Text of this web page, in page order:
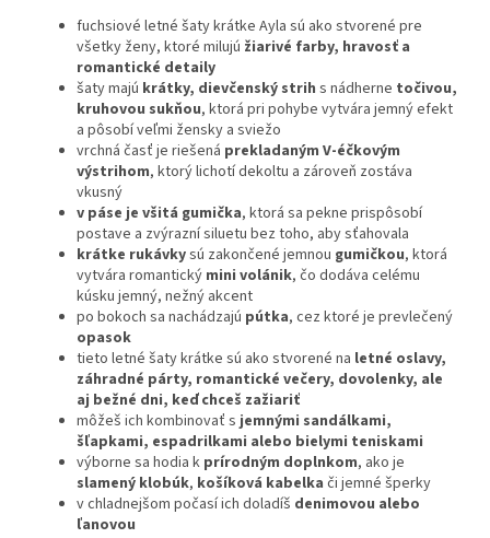
fuchsiové letné šaty krátke Ayla sú ako stvorené pre
všetky ženy, ktoré milujú žiarivé farby, hravosť a
romantické detaily
šaty majú krátky, dievčenský strih s nádherne točivou,
kruhovou sukňou, ktorá pri pohybe vytvára jemný efekt
a pôsobí veľmi žensky a sviežo
vrchná časť je riešená prekladaným V-éčkovým
výstrihom, ktorý lichotí dekoltu a zároveň zostáva
vkusný
v páse je všitá gumička, ktorá sa pekne prispôsobí
postave a zvýrazní siluetu bez toho, aby sťahovala
krátke rukávkysú zakončené jemnou gumičkou, ktorá
vytvára romantický mini volánik, čo dodáva celému
kúsku jemný, nežný akcent
po bokoch sa nachádzajú pútka, cez ktoré je prevlečený
opasok
tieto letné šaty krátke sú ako stvorené na letné oslavy,
záhradné párty, romantické večery, dovolenky, ale
aj bežné dni, keď chceš zažiariť
môžeš ich kombinovať sjemnými sandálkami,
šľapkami, espadrilkami alebo bielymi teniskami
výborne sa hodia k prírodným doplnkom, ako je
slamený klobúk, košíková kabelka či jemné šperky
v chladnejšom počasí ich doladíš denimovou alebo
ľanovou